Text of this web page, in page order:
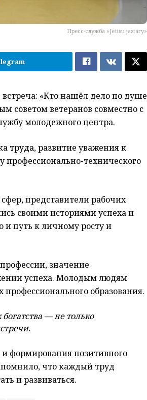
Пресс-служба «Jetisu jastary»
«Кто нашёл дело по душе
советом ветеранов совместно с
молодежного центра.
труда, развитие уважения к
технического
представители рабочих
своими историями успеха и
и путь к личному росту и
значение
успеха. Молодым людям
образования.
— не только
формирования позитивного
что каждый труд
и развиваться.